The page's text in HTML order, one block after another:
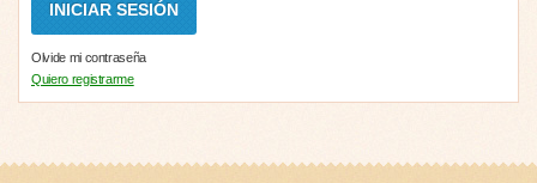
Olvide mi contraseña
Quiero registrarme